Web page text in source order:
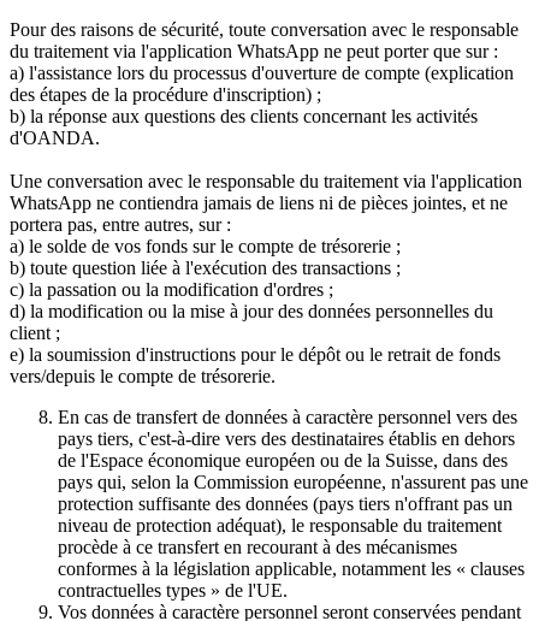
Pour des raisons de sécurité, toute conversation avec le responsable
du traitement via l'application WhatsApp ne peut porter que sur :
a) l'assistance lors du processus d'ouverture de compte (explication
des étapes de la procédure d'inscription) ;
b) la réponse aux questions des clients concernant les activités
d'OANDA.
Une conversation avec le responsable du traitement via l'application
WhatsApp ne contiendra jamais de liens ni de pièces jointes, et ne
portera pas, entre autres, sur :
a) le solde de vos fonds sur le compte de trésorerie ;
b) toute question liée à l'exécution des transactions ;
c) la passation ou la modification d'ordres ;
d) la modification ou la mise à jour des données personnelles du
client ;
e) la soumission d'instructions pour le dépôt ou le retrait de fonds
vers/depuis le compte de trésorerie.
En cas de transfert de données à caractère personnel vers des
pays tiers, c'est-à-dire vers des destinataires établis en dehors
de l'Espace économique européen ou de la Suisse, dans des
pays qui, selon la Commission européenne, n'assurent pas une
protection suffisante des données (pays tiers n'offrant pas un
niveau de protection adéquat), le responsable du traitement
procède à ce transfert en recourant à des mécanismes
conformes à la législation applicable, notamment les « clauses
contractuelles types » de l'UE.
Vos données à caractère personnel seront conservées pendant